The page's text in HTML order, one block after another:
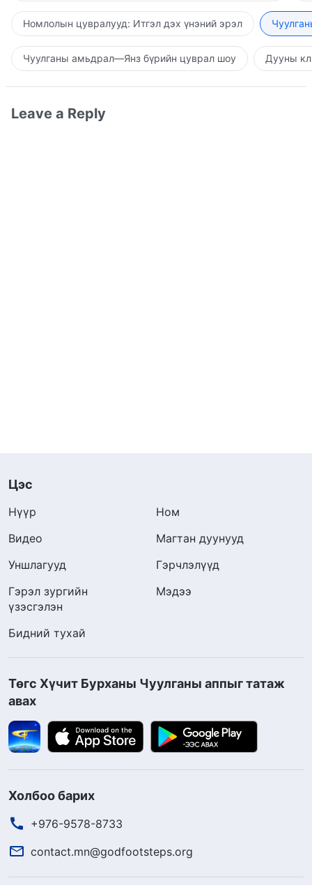
Номлолын цувралууд: Итгэл дэх үнэний эрэл
Чуулганы амьдрал—Янз бүрийн цуврал шоу Дууны
Leave a Reply
Цэс
Нүүр
Ном
Видео
Магтан дуунууд
Уншлагууд
Гэрчлэлүүд
Гэрэл зургийн
үзэсгэлэн
Мэдээ
Бидний тухай
Төгс Хүчит Бурханы Чуулганы аппыг татаж
авах
Холбоо барих
+976-9578-8733
contact.mn@godfootsteps.org